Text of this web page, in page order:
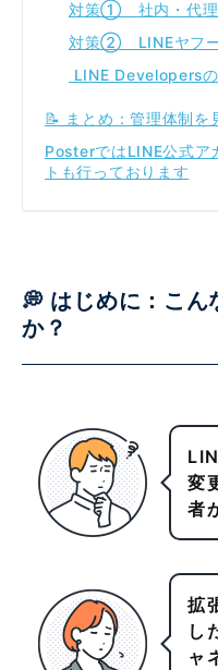
対策① 社内・代理
対策② LINEヤフー
LINE Developers
📝 まとめ：管理体制を
PosterではLINE公式ア
トも行っております
💭 はじめに：こん
か？
変
者
拡
し
ャ